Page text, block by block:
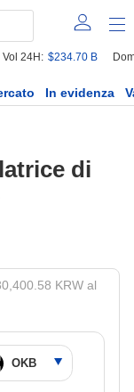
Vol 24H: $234.70 B
In evidenza
di
KRW al